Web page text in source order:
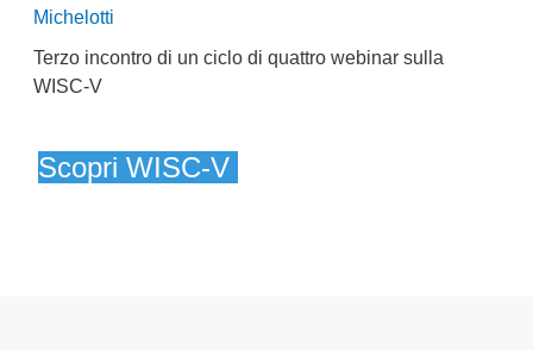
Michelotti
Terzo incontro di un ciclo di quattro webinar sulla
WISC-V
Scopri WISC-V